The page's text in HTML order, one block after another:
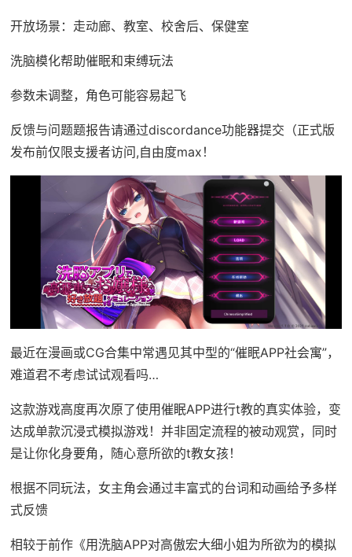
开放场景：走动廊、教室、校舍后、保健室
洗脑模化帮助催眠和束缚玩法
参数未调整，角色可能容易起飞
反馈与问题题报告请通过discordance功能器提交（正式版
发布前仅限支援者访问,自由度max！
最近在漫画或CG合集中常遇见其中型的“催眠APP社会寓”，
难道君不考虑试试观看吗…
这款游戏高度再次原了使用催眠APP进行t教的真实体验，变
达成单款沉浸式模拟游戏！并非固定流程的被动观赏，同时
是让你化身要角，随心意所欲的t教女孩！
根据不同玩法，女主角会通过丰富式的台词和动画给予多样
式反馈
相较于前作《用洗脑APP对高傲宏大细小姐为所欲为的模拟